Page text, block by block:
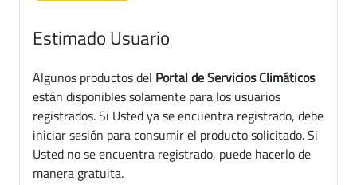
Estimado Usuario
Algunos productos del Portal de Servicios Climáticos
están disponibles solamente para los usuarios
registrados. Si Usted ya se encuentra registrado, debe
iniciar sesión para consumir el producto solicitado. Si
Usted no se encuentra registrado, puede hacerlo de
manera gratuita.